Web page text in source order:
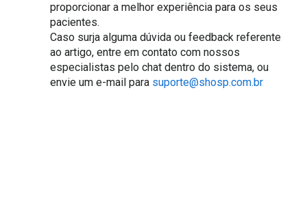
proporcionar a melhor experiência para os seus
pacientes.
Caso surja alguma dúvida ou feedback referente
ao artigo, entre em contato com nossos
especialistas pelo chat dentro do sistema, ou
envie um e-mail para suporte@shosp.com.br